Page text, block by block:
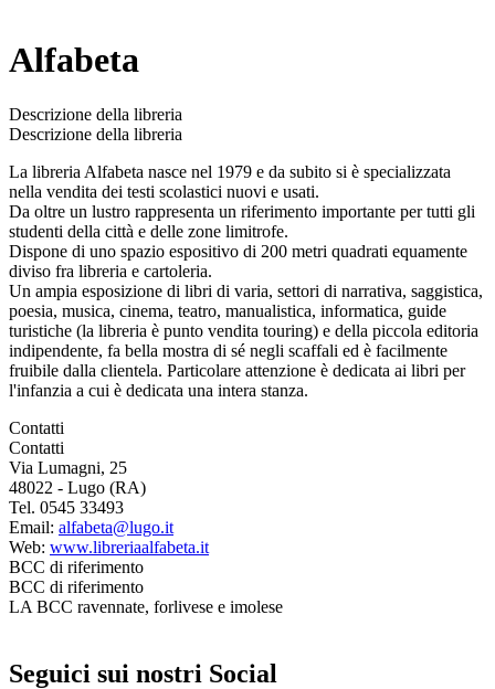
Alfabeta
Descrizione della libreria
Descrizione della libreria
La libreria Alfabeta nasce nel 1979 e da subito si è specializzata
nella vendita dei testi scolastici nuovi e usati.
Da oltre un lustro rappresenta un riferimento importante per tutti gli
studenti della città e delle zone limitrofe.
Dispone di uno spazio espositivo di 200 metri quadrati equamente
diviso fra libreria e cartoleria.
Un ampia esposizione di libri di varia, settori di narrativa, saggistica,
poesia, musica, cinema, teatro, manualistica, informatica, guide
turistiche (la libreria è punto vendita touring) e della piccola editoria
indipendente, fa bella mostra di sé negli scaffali ed è facilmente
fruibile dalla clientela. Particolare attenzione è dedicata ai libri per
l'infanzia a cui è dedicata una intera stanza.
Contatti
Contatti
Via Lumagni, 25
48022 - Lugo (RA)
Tel. 0545 33493
Email: alfabeta@lugo.it
Web: www.libreriaalfabeta.it
BCC di riferimento
BCC di riferimento
LA BCC ravennate, forlivese e imolese
Seguici sui nostri Social